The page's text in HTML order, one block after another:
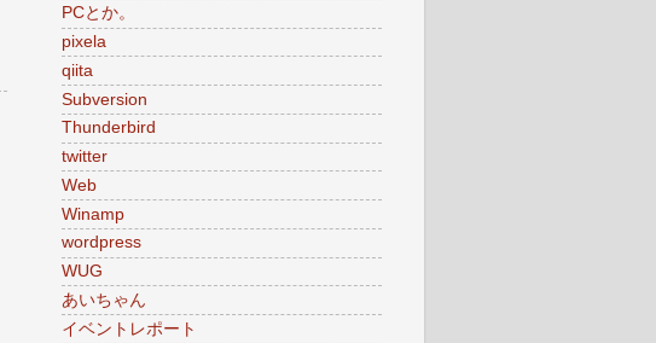
PCとか。
pixela
qiita
Subversion
Thunderbird
twitter
Web
Winamp
wordpress
WUG
あいちゃん
イベントレポート